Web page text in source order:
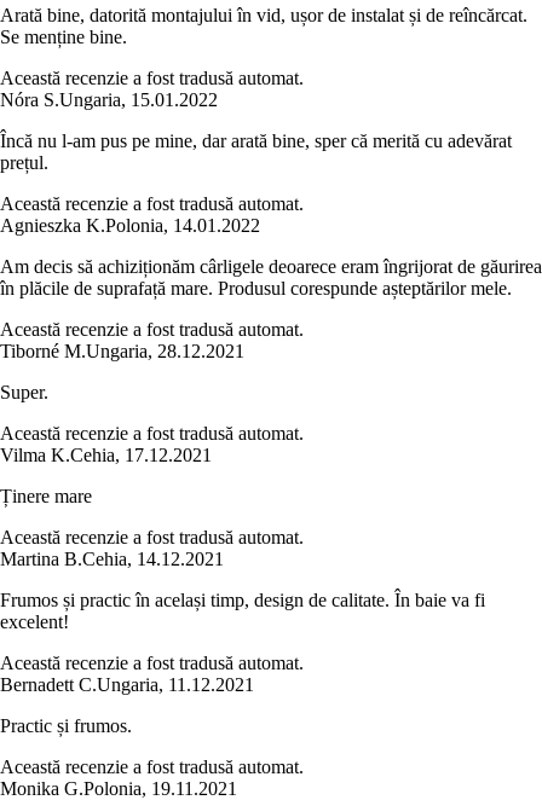
Arată bine, datorită montajului în vid, ușor de instalat și de reîncărcat.
Se menține bine.
Această recenzie a fost tradusă automat.
Nóra S.Ungaria, 15.01.2022
Încă nu l-am pus pe mine, dar arată bine, sper că merită cu adevărat
prețul.
Această recenzie a fost tradusă automat.
Agnieszka K.Polonia, 14.01.2022
Am decis să achiziționăm cârligele deoarece eram îngrijorat de găurirea
în plăcile de suprafață mare. Produsul corespunde așteptărilor mele.
Această recenzie a fost tradusă automat.
Tiborné M.Ungaria, 28.12.2021
Super.
Această recenzie a fost tradusă automat.
Vilma K.Cehia, 17.12.2021
Ținere mare
Această recenzie a fost tradusă automat.
Martina B.Cehia, 14.12.2021
Frumos și practic în același timp, design de calitate. În baie va fi
excelent!
Această recenzie a fost tradusă automat.
Bernadett C.Ungaria, 11.12.2021
Practic și frumos.
Această recenzie a fost tradusă automat.
Monika G.Polonia, 19.11.2021